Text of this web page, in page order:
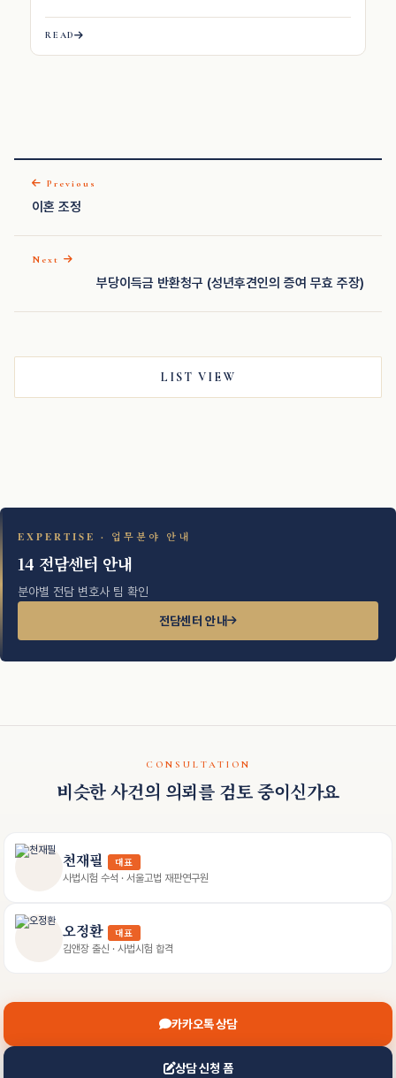
READ
Previous
이혼 조정
Next
부당이득금 반환청구 (성년후견인의 증여 무효 주장)
LIST VIEW
EXPERTISE · 업무분야 안내
14 전담센터 안내
분야별 전담 변호사 팀 확인
전담센터 안내
CONSULTATION
비슷한 사건의 의뢰를 검토 중이신가요
천재필 대표
사법시험 수석 · 서울고법 재판연구원
오정환 대표
김앤장 출신 · 사법시험 합격
카카오톡 상담
상담 신청 폼